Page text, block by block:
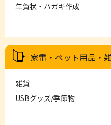
年賀状・ハガキ作成
家電・ペット用品・
雑貨
USBグッズ/季節物